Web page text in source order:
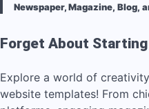
Newspaper, Magazine, Blog,
Forget About
Explore a world of
website templates! From